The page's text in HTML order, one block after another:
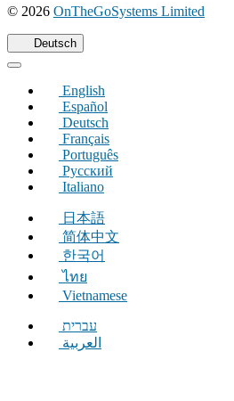
© 2026 OnTheGoSystems Limited
Deutsch
English
Español
Deutsch
Français
Português
Русский
Italiano
日本語
简体中文
한국어
ไทย
Vietnamese
עברית
العربية